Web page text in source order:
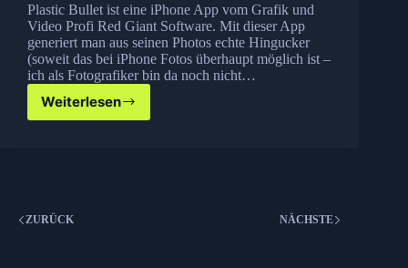
Plastic Bullet ist eine iPhone App vom Grafik und
Video Profi Red Giant Software. Mit dieser App
generiert man aus seinen Photos echte Hingucker
(soweit das bei iPhone Fotos überhaupt möglich ist –
ich als Fotografiker bin da noch nicht…
Weiterlesen
Plastic
ZURÜCK NÄCHSTE